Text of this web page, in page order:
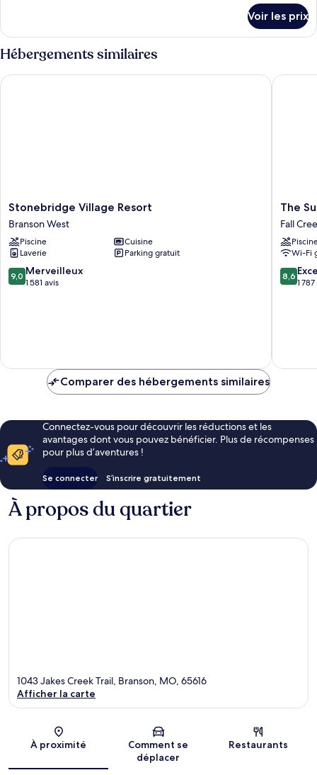
chambre,
salle
de
le
type
de
chambre
Cabane
Voir les prix
Hébergements similaires
Stonebridge
Village
Resort
Branson
West
Stonebridge Village Resort
Branson West
Piscine
Cuisine
Laverie
Parking gratuit
9.0
sur
9,0 Merveilleux
1 581 avis
Stonebridge Village Resort
The
Suites
at
Fall
Creek
Fall
Creek
The
Fall
Wi-Fi
8.6
sur
8,6
1
The
Comparer des hébergements similaires
Connectez-vous pour découvrir les réductions et les
avantages dont vous pouvez bénéficier. Plus de récompenses
pour plus d’aventures !
Se connecter S’inscrire gratuitement
À propos du quartier
Carte
1043 Jakes Creek Trail, Branson, MO, 65616
Afficher la carte
À proximité
Comment se
déplacer
Restaurants